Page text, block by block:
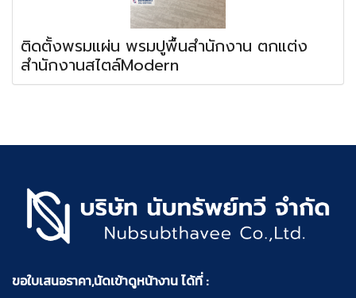
ติดตั้งพรมแผ่น พรมปูพื้นสำนักงาน ตกแต่ง
สำนักงานสไตล์Modern
ขอใบเสนอราคา,นัดเข้าดูหน้างาน ได้ที่ :